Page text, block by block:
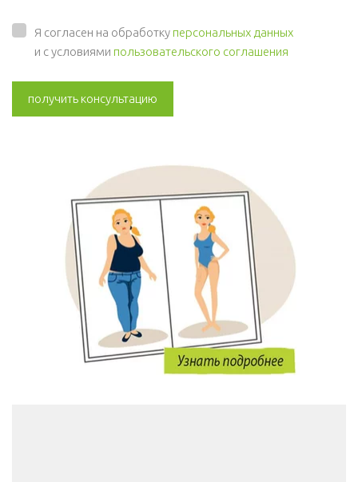
Я согласен на обработкуперсональных данных
и с условиями пользовательского соглашения
получить консультацию